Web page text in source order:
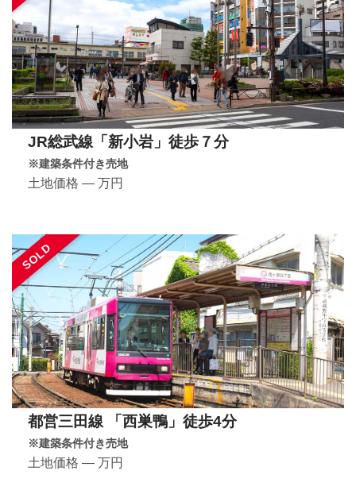
JR総武線「新小岩」徒歩７分
※建築条件付き売地
土地価格 ― 万円
SOLD
都営三田線 「西巣鴨」徒歩4分
※建築条件付き売地
土地価格 ― 万円